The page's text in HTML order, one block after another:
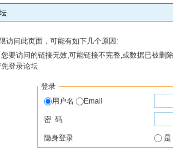
访问此页面，可能有如下几个原因:
要访问的链接无效,可能链接不完整,或数据已被删
登录论坛
登录
用户名
Email
密 码
隐身登录